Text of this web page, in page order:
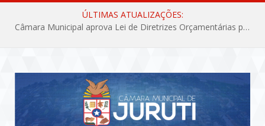
ÚLTIMAS ATUALIZAÇÕES:
Câmara Municipal aprova Lei de Diretrizes Orçamentárias para o exercício financeiro de 2027